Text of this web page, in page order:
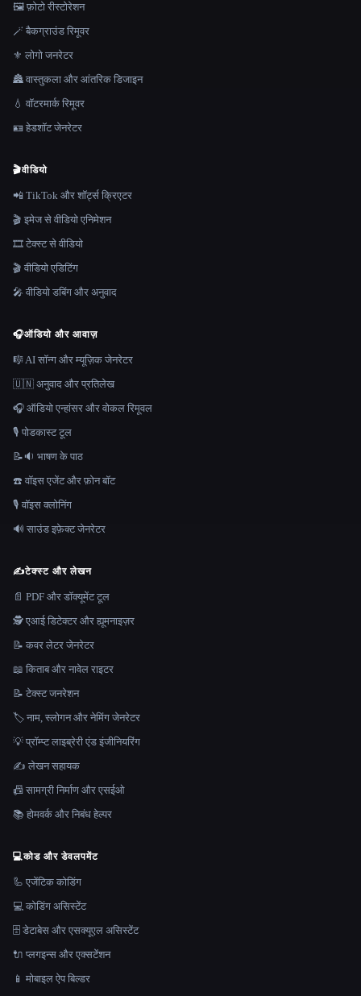
🖼️ फ़ोटो रीस्टोरेशन
🪄 बैकग्राउंड रिमूवर
⚜️ लोगो जनरेटर
🏯 वास्तुकला और आंतरिक डिजाइन
💧 वॉटरमार्क रिमूवर
🪪 हेडशॉट जेनरेटर
🎬वीडियो
📲 TikTok और शॉर्ट्स क्रिएटर
🎬 इमेज से वीडियो एनिमेशन
🎞️ टेक्स्ट से वीडियो
🎬 वीडियो एडिटिंग
🎤 वीडियो डबिंग और अनुवाद
🎧ऑडियो और आवाज़
🎼 AI सॉन्ग और म्यूज़िक जेनरेटर
🇺🇳 अनुवाद और प्रतिलेख
🎧 ऑडियो एन्हांसर और वोकल रिमूवल
🎙️ पोडकास्ट टूल
📝🔉 भाषण के पाठ
☎️ वॉइस एजेंट और फ़ोन बॉट
🎙️ वॉइस क्लोनिंग
🔊 साउंड इफ़ेक्ट जेनरेटर
✍️टेक्स्ट और लेखन
📄 PDF और डॉक्यूमेंट टूल
🕵️ एआई डिटेक्टर और ह्यूमनाइज़र
📝 कवर लेटर जेनरेटर
📖 किताब और नावेल राइटर
📝 टेक्स्ट जनरेशन
🏷️ नाम, स्लोगन और नेमिंग जेनरेटर
💡 प्रॉम्प्ट लाइब्रेरी एंड इंजीनियरिंग
✍️ लेखन सहायक
📠 सामग्री निर्माण और एसईओ
📚 होमवर्क और निबंध हेल्पर
💻कोड और डेवलपमेंट
🦾 एजेंटिक कोडिंग
💻 कोडिंग असिस्टेंट
🗄️ डेटाबेस और एसक्यूएल असिस्टेंट
🔌 प्लगइन्स और एक्सटेंशन
📱 मोबाइल ऐप बिल्डर